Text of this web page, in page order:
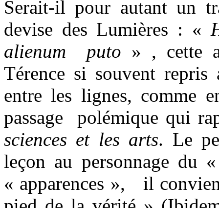
Serait-il pour autant un
devise des Lumières : «
alienum
puto » , cette
Térence si souvent
entre les lignes, comme
passage
polémique qui
sciences et les arts. Le
leçon au personnage du
« apparences »,
il